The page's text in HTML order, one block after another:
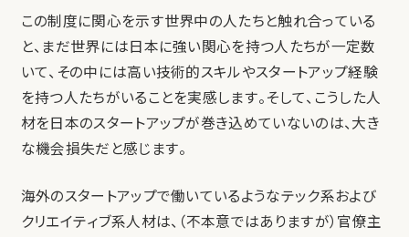
この制度に関心を示す世界中の人たちと触れ合っている
と、まだ世界には日本に強い関心を持つ人たちが一定数
いて、その中には高い技術的スキルやスタートアップ経験
を持つ人たちがいることを実感します。そして、こうした人
材を日本のスタートアップが巻き込めていないのは、大き
な機会損失だと感じます。
海外のスタートアップで働いているようなテック系および
クリエイティブ系人材は、（不本意ではありますが）官僚主